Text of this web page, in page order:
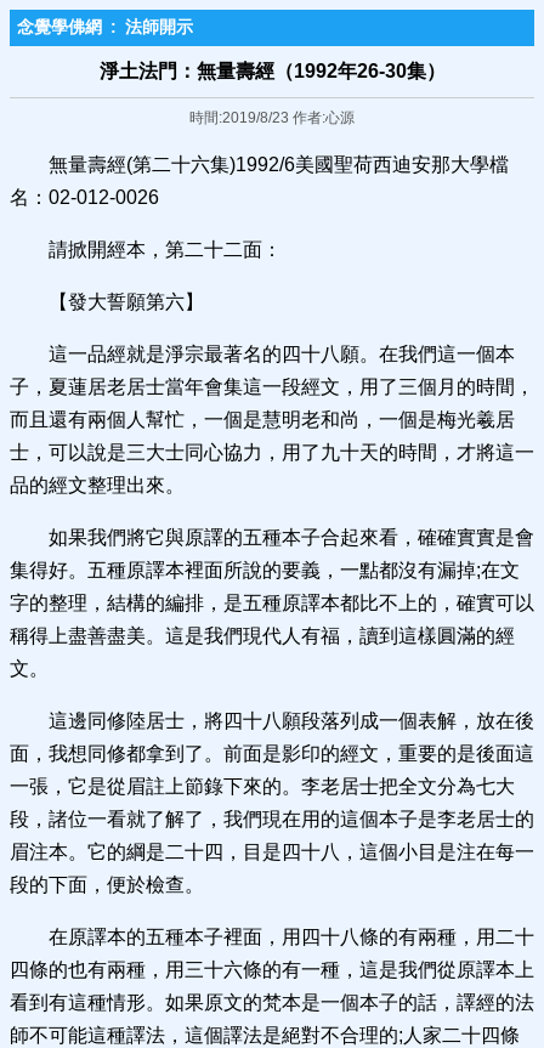
念覺學佛網 : 法師開示
淨土法門：無量壽經（1992年26-30集）
時間:2019/8/23 作者:心源
無量壽經(第二十六集)1992/6美國聖荷西迪安那大學檔
名：02-012-0026
請掀開經本，第二十二面：
【發大誓願第六】
這一品經就是淨宗最著名的四十八願。在我們這一個本
子，夏蓮居老居士當年會集這一段經文，用了三個月的時間，
而且還有兩個人幫忙，一個是慧明老和尚，一個是梅光羲居
士，可以說是三大士同心協力，用了九十天的時間，才將這一
品的經文整理出來。
如果我們將它與原譯的五種本子合起來看，確確實實是會
集得好。五種原譯本裡面所說的要義，一點都沒有漏掉;在文
字的整理，結構的編排，是五種原譯本都比不上的，確實可以
稱得上盡善盡美。這是我們現代人有福，讀到這樣圓滿的經
文。
這邊同修陸居士，將四十八願段落列成一個表解，放在後
面，我想同修都拿到了。前面是影印的經文，重要的是後面這
一張，它是從眉註上節錄下來的。李老居士把全文分為七大
段，諸位一看就了解了，我們現在用的這個本子是李老居士的
眉注本。它的綱是二十四，目是四十八，這個小目是注在每一
段的下面，便於檢查。
在原譯本的五種本子裡面，用四十八條的有兩種，用二十
四條的也有兩種，用三十六條的有一種，這是我們從原譯本上
看到有這種情形。如果原文的梵本是一個本子的話，譯經的法
師不可能這種譯法，這個譯法是絕對不合理的;人家二十四條